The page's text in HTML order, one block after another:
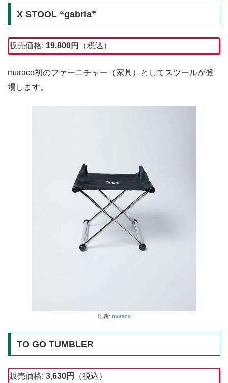
X STOOL “gabria”
販売価格: 19,800円 （税込）
muraco初のファーニチャー（家具）としてスツールが登
場します。
出典: muraco
TO GO TUMBLER
販売価格: 3,630円 （税込）